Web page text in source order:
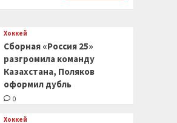
Хоккей
Сборная «Россия 25»
разгромила команду
Казахстана, Поляков
оформил дубль
0
Хоккей